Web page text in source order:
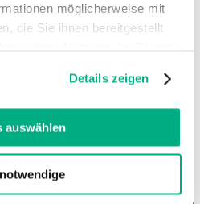
möglicherweise mit
die Sie ihnen bereitgestellt
Webseite weiterhin nutzen.
Sie in
undImpressum
Details zeigen
auswählen